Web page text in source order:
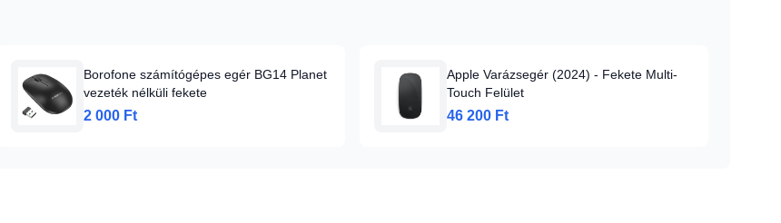
Borofone számítógépes egér BG14 Planet
vezeték nélküli fekete
2 000 Ft
Apple Varázsegér (2024) - Fekete Multi-
Touch Felület
46 200 Ft